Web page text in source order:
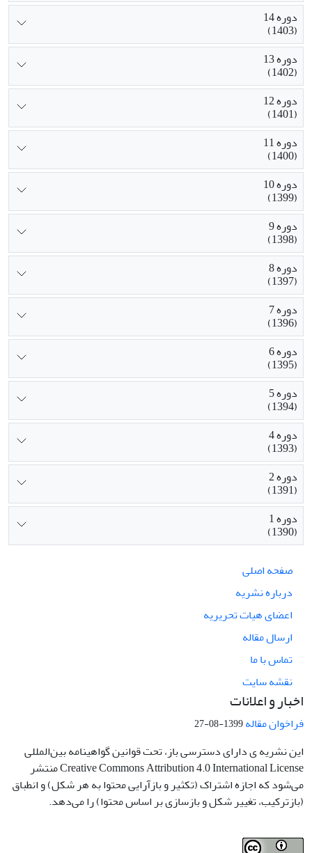
دوره 14
(1403)
دوره 13
(1402)
دوره 12
(1401)
دوره 11
(1400)
دوره 10
(1399)
دوره 9
(1398)
دوره 8
(1397)
دوره 7
(1396)
دوره 6
(1395)
دوره 5
(1394)
دوره 4
(1393)
دوره 2
(1391)
دوره 1
(1390)
صفحه اصلی
درباره نشریه
اعضای هیات تحریریه
ارسال مقاله
تماس با ما
نقشه سایت
اخبار و اعلانات
فراخوان مقاله1399-08-27
این نشریه ی دارای دسترسی باز، تحت قوانین گواهینامه بین‌المللی
Creative Commons Attribution 4.0 International License منتشر
می‌شود که اجازه اشتراک (تکثیر و بازآرایی محتوا به هر شکل) و انطباق
(بازترکیب، تغییر شکل و بازسازی بر اساس محتوا) را می‌دهد.